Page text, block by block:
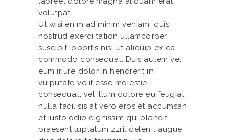
volutpat.
Ut wisi enim ad minim veniam, quis
nostrud exerci tation ullamcorper
suscipit lobortis nisl ut aliquip ex ea
commodo consequat. Duis autem vel
eum iriure dolor in hendrerit in
vulputate velit esse molestie
consequat, vel illum dolore eu feugiat
nulla facilisis at vero eros et accumsan
et iusto odio dignissim qui blandit
praesent luptatum zzril delenit augue